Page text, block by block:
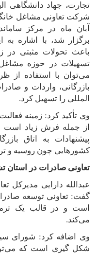
تجارت، جهاد دانشگاهی
آبان ماه در مرکز
برگزار شد، با اشاره به
باعث تحولات مثبتی در
تسهیلات در حوزه
می‌توان با استفاده از
بازرگانی، واردات و
المللی را تسهیل کرد.
وی تأکید کرد: زمینه
از جمله فرش زیاد است و
پیشنهادات به اتاق
کشورهایی چون روسیه و
تعاونی صادرات در
عبدالله دارایی مدیرکل
گفت: تعاونی توسعه
است و در قالب یک
می‌کند.
وی اضافه کرد: شورای
شکل گیری است که